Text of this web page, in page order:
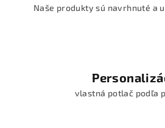
Naše produkty sú navrhnuté a
vlastná potlač podľa